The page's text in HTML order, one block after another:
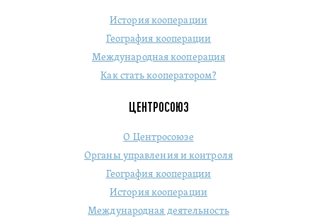
История кооперации
География кооперации
Международная кооперация
Как стать кооператором?
ЦЕНТРОСОЮЗ
О Центросоюзе
Органы управления и контроля
География кооперации
История кооперации
Международная деятельность